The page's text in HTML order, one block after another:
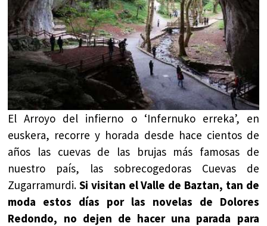
El Arroyo del infierno o ‘Infernuko erreka’, en
euskera, recorre y horada desde hace cientos de
años las cuevas de las brujas más famosas de
nuestro país, las sobrecogedoras Cuevas de
Zugarramurdi.Si visitan el Valle de Baztan, tan de
moda estos días por las novelas de Dolores
Redondo, no dejen de hacer una parada para